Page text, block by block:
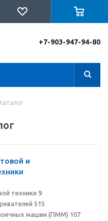
+7-903-947-94-80
Каталог
и
техники 9
515
машин (ПММ) 107